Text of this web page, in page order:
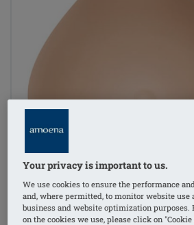
Your privacy is important to us.
We use cookies to ensure the performance
and, where permitted, to monitor website
business and website optimization
on the cookies we use, please click on "Cookie